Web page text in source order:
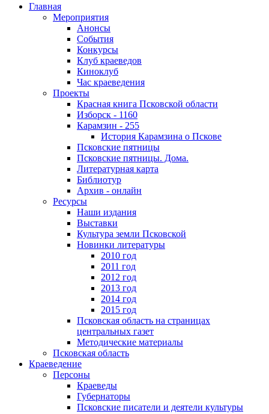
Главная
Мероприятия
Анонсы
События
Конкурсы
Клуб краеведов
Киноклуб
Час краеведения
Проекты
Красная книга Псковской области
Изборск - 1160
Карамзин - 255
История Карамзина о Пскове
Псковские пятницы
Псковские пятницы. Дома.
Литературная карта
Библиотур
Архив - онлайн
Ресурсы
Наши издания
Выставки
Культура земли Псковской
Новинки литературы
2010 год
2011 год
2012 год
2013 год
2014 год
2015 год
Псковская область на страницах
центральных газет
Методические материалы
Псковская область
Краеведение
Персоны
Краеведы
Губернаторы
Псковские писатели и деятели культуры